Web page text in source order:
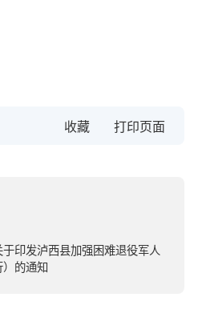
收藏
印发泸西县加强困难退役军人
的通知